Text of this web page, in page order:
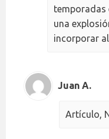
temporadas
una
incorporar
Juan A.
Artículo,